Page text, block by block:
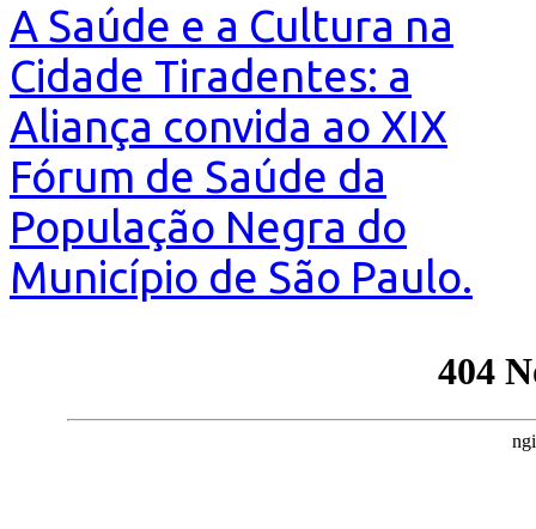
A Saúde e a Cultura na
Cidade Tiradentes: a
Aliança convida ao XIX
Fórum de Saúde da
População Negra do
Município de São Paulo.